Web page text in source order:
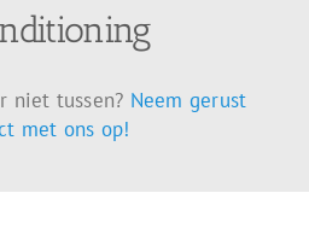
niet tussen? Neem gerust
met ons op!